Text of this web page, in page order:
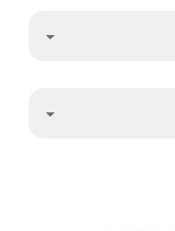
arrow_drop_down
arrow_drop_down